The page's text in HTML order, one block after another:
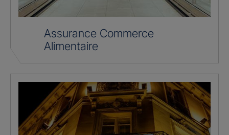
Assurance Commerce
Alimentaire